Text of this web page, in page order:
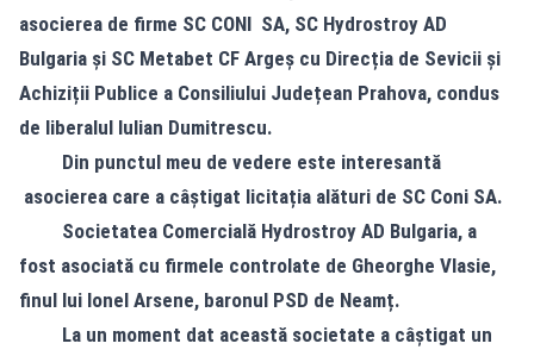
asocierea de firme SC CONI SA, SC Hydrostroy AD
Bulgaria și SC Metabet CF Argeș cu Direcția de Sevicii și
Achiziții Publice a Consiliului Județean Prahova, condus
de liberalul Iulian Dumitrescu.
Din punctul meu de vedere este interesantă
asocierea care a câștigat licitația alături de SC Coni SA.
Societatea Comercială Hydrostroy AD Bulgaria, a
fost asociată cu firmele controlate de Gheorghe Vlasie,
finul lui Ionel Arsene, baronul PSD de Neamț.
La un moment dat această societate a câștigat un